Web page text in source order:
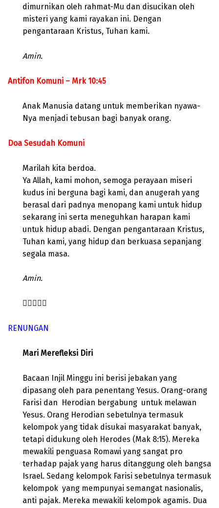
dimurnikan oleh rahmat-Mu dan disucikan oleh
misteri yang kami rayakan ini. Dengan
pengantaraan Kristus, Tuhan kami.
Amin.
Antifon Komuni – Mrk 10:45
Anak Manusia datang untuk memberikan nyawa-
Nya menjadi tebusan bagi banyak orang.
Doa Sesudah Komuni
Marilah kita berdoa.
Ya Allah, kami mohon, semoga perayaan miseri
kudus ini berguna bagi kami, dan anugerah yang
berasal dari padnya menopang kami untuk hidup
sekarang ini serta meneguhkan harapan kami
untuk hidup abadi. Dengan pengantaraan Kristus,
Tuhan kami, yang hidup dan berkuasa sepanjang
segala masa.
Amin.

RENUNGAN
Mari Merefleksi Diri
Bacaan Injil Minggu ini berisi jebakan yang
dipasang oleh para penentang Yesus. Orang-orang
Farisi dan Herodian bergabung untuk melawan
Yesus. Orang Herodian sebetulnya termasuk
kelompok yang tidak disukai masyarakat banyak,
tetapi didukung oleh Herodes (Mak 8:15). Mereka
mewakili penguasa Romawi yang sangat pro
terhadap pajak yang harus ditanggung oleh bangsa
Israel. Sedang kelompok Farisi sebetulnya termasuk
kelompok yang mempunyai semangat nasionalis,
anti pajak. Mereka mewakili kelompok agamis. Dua